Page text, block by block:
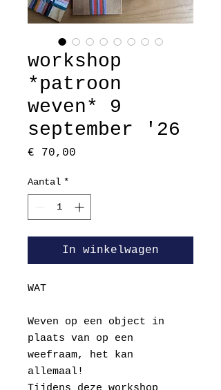
workshop
*patroon
weven* 9
september '26
€ 70,00
Aantal *
In winkelwagen
WAT
Weven op een object in
plaats van op een
weefraam, het kan
allemaal!